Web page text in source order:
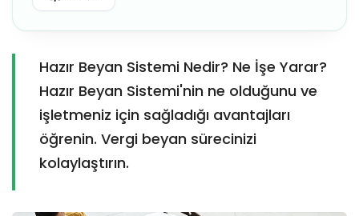
Hazır Beyan Sistemi Nedir? Ne İşe Yarar?
Hazır Beyan Sistemi'nin ne olduğunu ve
işletmeniz için sağladığı avantajları
öğrenin. Vergi beyan sürecinizi
kolaylaştırın.